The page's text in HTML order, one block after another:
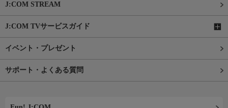
J:COM STREAM
J:COM TVサービスガイド
イベント・プレゼント
サポート・よくある質問